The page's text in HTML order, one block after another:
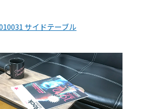
サイドテーブル